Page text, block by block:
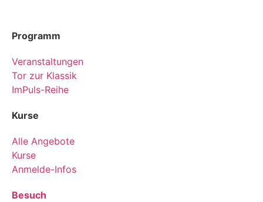
Programm
Veranstaltungen
Tor zur Klassik
ImPuls-Reihe
Kurse
Alle Angebote
Kurse
Anmelde-Infos
Besuch